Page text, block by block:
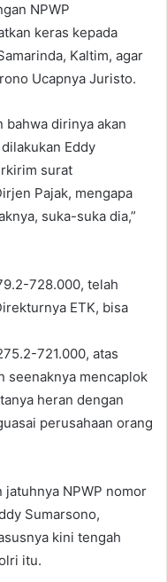
NPWP
keras kepada
Kaltim, agar
Ucapnya Juristo.
bahwa dirinya akan
Eddy
surat
Pajak, mengapa
suka-suka dia,”
728.000, telah
ETK, bisa
721.000, atas
seenaknya mencaplok
heran dengan
perusahaan orang
NPWP nomor
Sumarsono,
kini tengah
itu.